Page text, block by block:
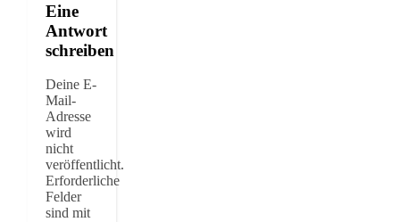
Eine
Antwort
schreiben
Deine E-
Mail-
Adresse
wird
nicht
veröffentlicht.
Erforderliche
Felder
sind mit